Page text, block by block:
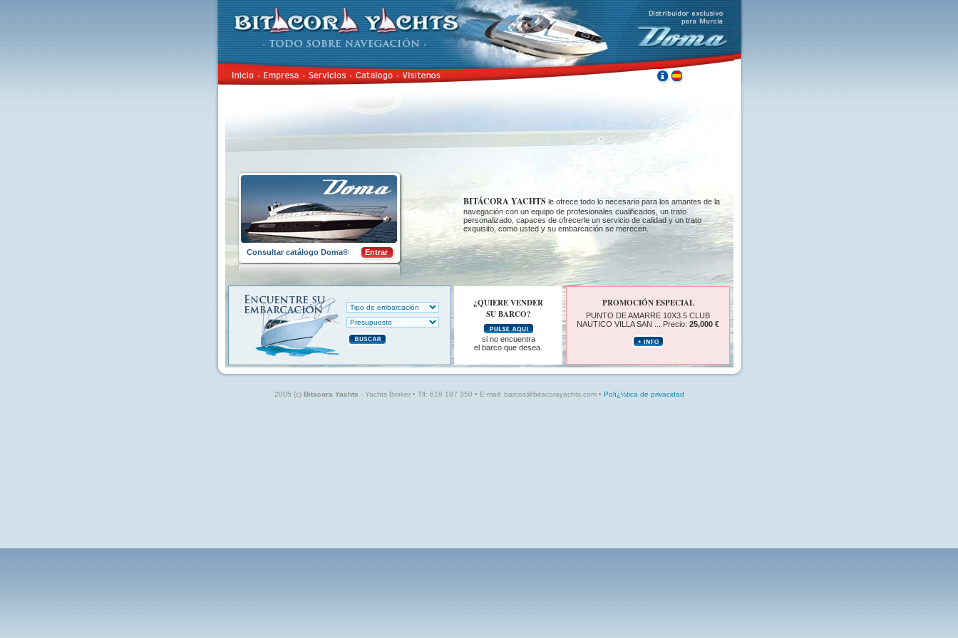
Consultar catálogo Doma® Entrar
BITÁCORA YACHTS le ofrece todo lo necesario para los amantes de la
navegación con un equipo de profesionales cualificados, un trato
personalizado, capaces de ofrecerle un servicio de calidad y un trato
exquisito, como usted y su embarcación se merecen.
¿QUIERE VENDER
SU BARCO?
si no encuentra
el barco que desea.
PROMOCIÓN ESPECIAL
PUNTO DE AMARRE 10X3.5 CLUB
NAUTICO VILLA SAN ... Precio: 25,000 €
2005 (c) Bitacora Yachts - Yachts Broker • Tlf: 619 187 350 • E-mail: barcos@bitacorayachts.com • Polï¿½tica de privacidad